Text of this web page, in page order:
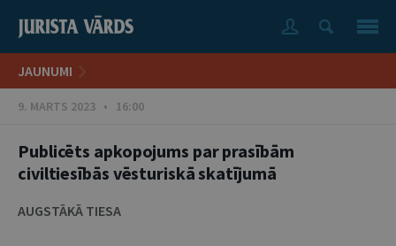
JAUNUMI
9. MARTS 2023 • 16:00
Publicēts apkopojums par prasībām
civiltiesībās vēsturiskā skatījumā
AUGSTĀKĀ TIESA